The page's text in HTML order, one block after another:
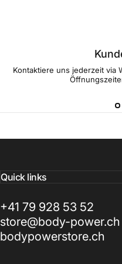
Kontaktiere uns jederzeit via
Quick links
+41 79 928 53 52
store@body-power.ch
bodypowerstore.ch